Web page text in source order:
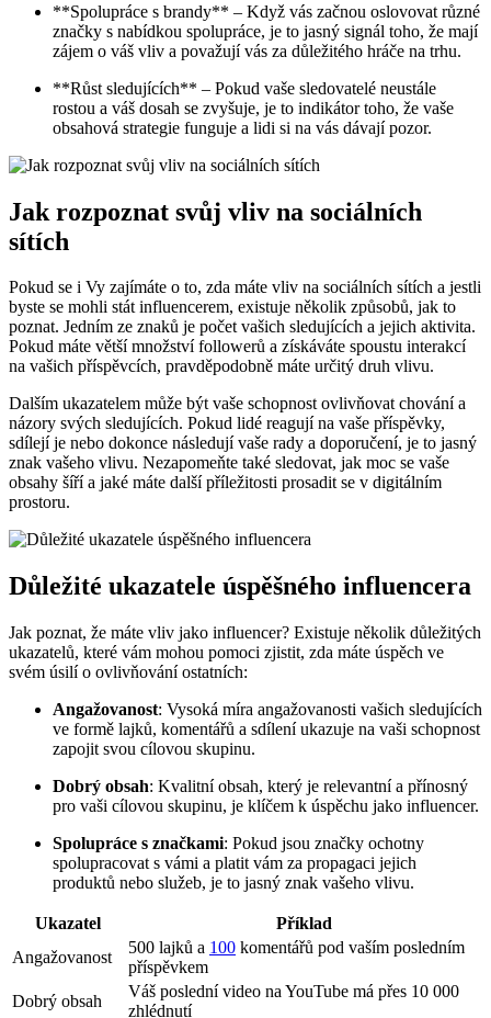
**Spolupráce s brandy** – Když vás začnou oslovovat různé
značky s nabídkou spolupráce, je to jasný signál toho, že mají
zájem o váš vliv a považují vás za důležitého hráče na trhu.
**Růst sledujících** – Pokud vaše sledovatelé neustále
rostou a váš dosah se zvyšuje, je to indikátor toho, že vaše
obsahová strategie funguje a lidi si na vás dávají pozor.
Jak rozpoznat svůj vliv na sociálních
sítích
Pokud se i Vy zajímáte o to, zda máte vliv na sociálních sítích a jestli
byste se mohli stát influencerem, existuje několik způsobů, jak to
poznat. Jedním ze znaků je počet vašich sledujících a jejich aktivita.
Pokud máte větší množství followerů a získáváte spoustu interakcí
na vašich příspěvcích, pravděpodobně máte určitý druh vlivu.
Dalším ukazatelem může být vaše schopnost ovlivňovat chování a
názory svých sledujících. Pokud lidé reagují na vaše příspěvky,
sdílejí je nebo dokonce následují vaše rady a doporučení, je to jasný
znak vašeho vlivu. Nezapomeňte také sledovat, jak moc se vaše
obsahy šíří a jaké máte další příležitosti prosadit se v digitálním
prostoru.
Důležité ukazatele úspěšného influencera
Jak poznat, že máte vliv jako influencer? Existuje několik důležitých
ukazatelů, které vám mohou pomoci zjistit, zda máte úspěch ve
svém úsilí o ovlivňování ostatních:
Angažovanost: Vysoká míra angažovanosti vašich sledujících
ve formě lajků, komentářů a sdílení ukazuje na vaši schopnost
zapojit svou cílovou skupinu.
Dobrý obsah: Kvalitní obsah, který je relevantní a přínosný
pro vaši cílovou skupinu, je klíčem k úspěchu jako influencer.
Spolupráce s značkami: Pokud jsou značky ochotny
spolupracovat s vámi a platit vám za propagaci jejich
produktů nebo služeb, je to jasný znak vašeho vlivu.
Ukazatel
Příklad
Angažovanost
500 lajků a 100 komentářů pod vaším posledním
příspěvkem
Dobrý obsah
Váš poslední video na YouTube má přes 10 000
zhlédnutí